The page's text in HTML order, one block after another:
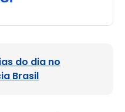
do dia no
Brasil